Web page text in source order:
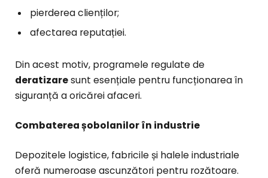
pierderea clienților;
afectarea reputației.
Din acest motiv, programele regulate de
deratizaresunt esențiale pentru funcționarea în
siguranță a oricărei afaceri.
Combaterea șobolanilor în industrie
Depozitele logistice, fabricile și halele industriale
oferă numeroase ascunzători pentru rozătoare.